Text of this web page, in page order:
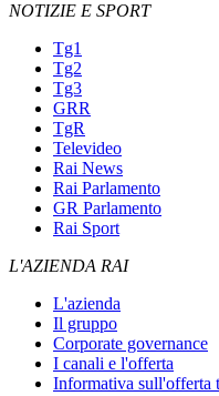
NOTIZIE E SPORT
Tg1
Tg2
Tg3
GRR
TgR
Televideo
Rai News
Rai Parlamento
GR Parlamento
Rai Sport
L'AZIENDA RAI
L'azienda
Il gruppo
Corporate governance
I canali e l'offerta
Informativa sull'offerta